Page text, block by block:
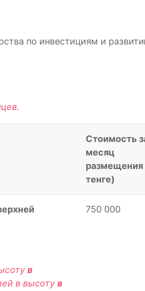
по инвестициям и
Стоимость
месяц
размещения
тенге)
в
в высоту в
750 000